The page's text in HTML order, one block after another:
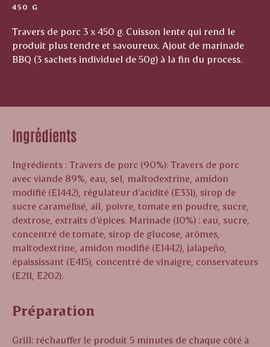
450 G
Travers de porc 3 x 450 g. Cuisson lente qui rend le
produit plus tendre et savoureux. Ajout de marinade
BBQ (3 sachets individuel de 50g) à la fin du process.
Ingrédients
Ingrédients : Travers de porc (90%): Travers de porc
avec viande 89%, eau, sel, maltodextrine, amidon
modifié (E1442), régulateur d’acidité (E331), sirop de
sucre caramélisé, ail, poivre, tomate en poudre, sucre,
dextrose, extraits d’épices. Marinade (10%) : eau, sucre,
concentré de tomate, sirop de glucose, arômes,
maltodextrine, amidon modifié (E1442), jalapeño,
épaississant (E415), concentré de vinaigre, conservateurs
(E211, E202).
Préparation
Grill: réchauffer le produit 5 minutes de chaque côté à